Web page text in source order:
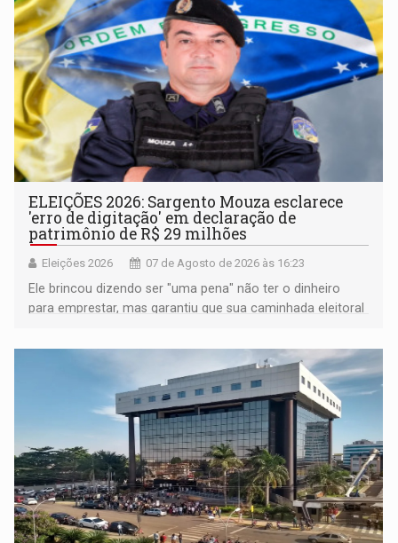
ELEIÇÕES 2026: Sargento Mouza esclarece
'erro de digitação' em declaração de
patrimônio de R$ 29 milhões
Eleições 2026 07 de Agosto de 2026 às 16:23
Ele brincou dizendo ser "uma pena" não ter o dinheiro
para emprestar, mas garantiu que sua caminhada eleitoral